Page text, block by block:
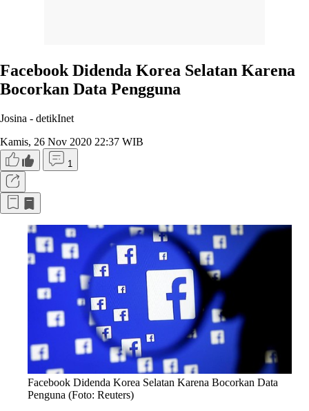
Facebook Didenda Korea Selatan Karena
Bocorkan Data Pengguna
Josina - detikInet
Kamis, 26 Nov 2020 22:37 WIB
1
Facebook Didenda Korea Selatan Karena Bocorkan Data
Penguna (Foto: Reuters)